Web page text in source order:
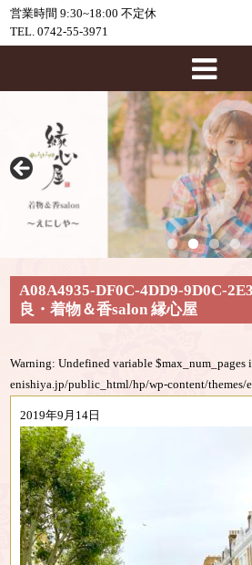
営業時間 9:30~18:00 不定休
TEL. 0742-55-3971
A08A4935-DF0C-4DD9-9D0C-
良・着物＆香salon 縁心屋
Warning: Undefined variable $max_num_pages
enishiya.jp/public_html/hp/wp-content/themes/
2019年9月14日